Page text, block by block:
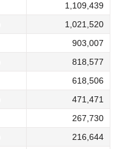
1,109,439
1,021,520
903,007
818,577
618,506
471,471
267,730
216,644